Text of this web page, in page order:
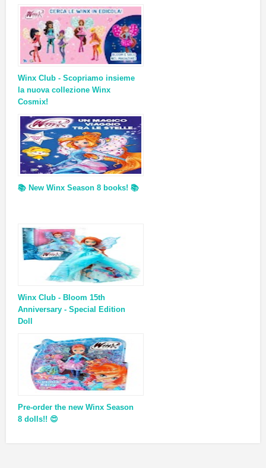
Winx Club - Scopriamo insieme
la nuova collezione Winx
Cosmix!
📚 New Winx Season 8 books! 📚
Winx Club - Bloom 15th
Anniversary - Special Edition
Doll
Pre-order the new Winx Season
8 dolls!! 😍